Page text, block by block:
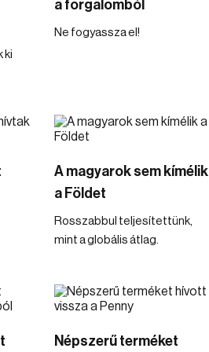
ki
a forgalomból
Ne fogyassza el!
A magyarok sem kímélik
a Földet
Rosszabbul teljesítettünk,
mint a globális átlag.
Népszerű terméket